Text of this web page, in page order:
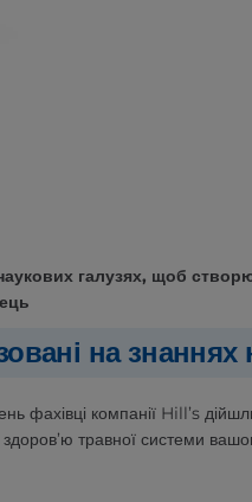
галузях, щоб
на знаннях
фахівці компанії Hill’s
травної системи